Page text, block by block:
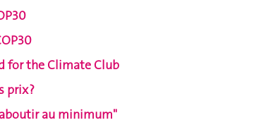
for the Climate Club
prix ?
au minimum"